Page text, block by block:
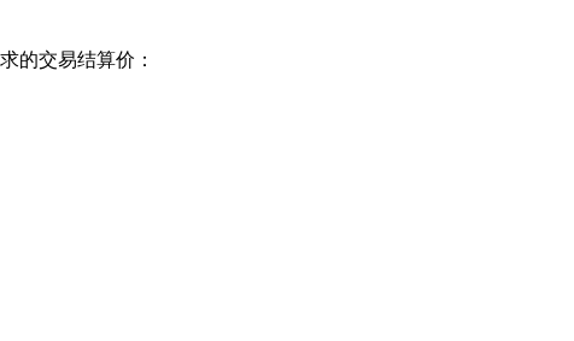
的交易结算价：